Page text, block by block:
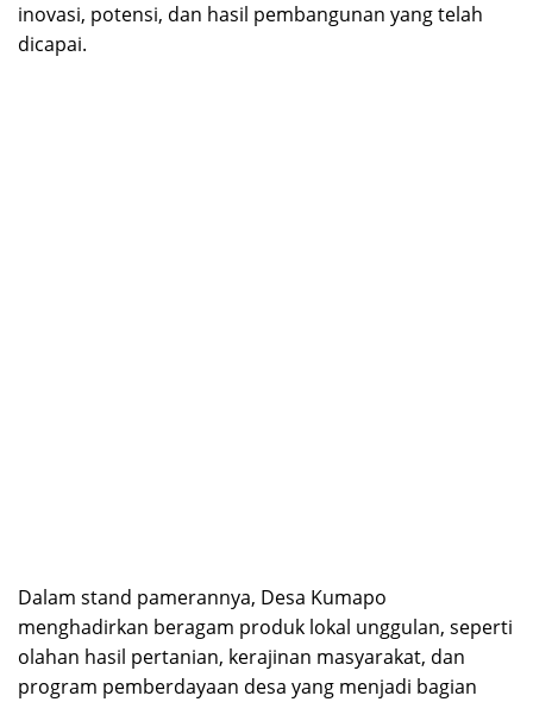
inovasi, potensi, dan hasil pembangunan yang telah
dicapai.
Dalam stand pamerannya, Desa Kumapo
menghadirkan beragam produk lokal unggulan, seperti
olahan hasil pertanian, kerajinan masyarakat, dan
program pemberdayaan desa yang menjadi bagian